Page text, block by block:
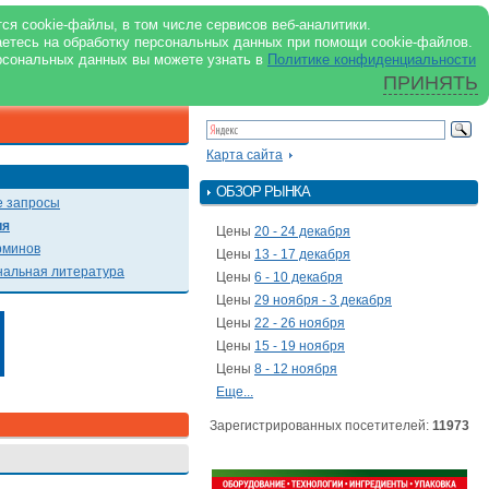
cookie-файлы, в том числе сервисов веб-аналитики.
на обработку персональных данных при помощи cookie-файлов.
данных вы можете узнать в Политике конфиденциальности
ПРИНЯТЬ
support@milkbranch.ru
О портале
Реклама в журнале
Реклама на портале
Архив номеров
запросы
литература
Карта сайта
ОБЗОР РЫНКА
Цены 20 - 24 декабря
Цены 13 - 17 декабря
Цены 6 - 10 декабря
Цены 29 ноября - 3 декабря
Цены 22 - 26 ноября
Цены 15 - 19 ноября
Цены 8 - 12 ноября
Еще...
Зарегистрированных посетителей: 11973